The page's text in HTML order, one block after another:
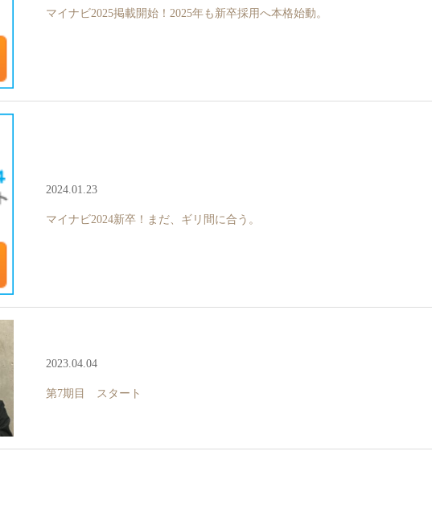
マイナビ2025掲載開始！2025年も新卒採用へ本格始動。
2024.01.23
マイナビ2024新卒！まだ、ギリ間に合う。
2023.04.04
第7期目 スタート